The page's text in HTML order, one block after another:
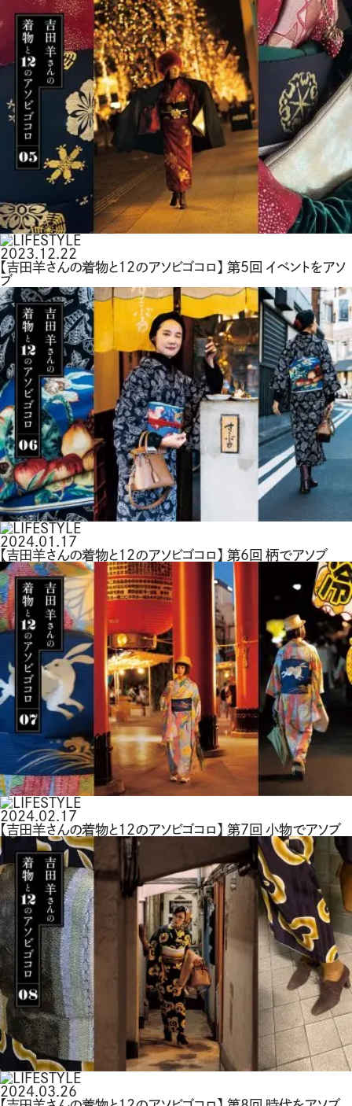
2023.12.22
【吉田羊さんの着物と12のアソビゴコロ】 第5回 イベントをアソ
ブ
2024.01.17
【吉田羊さんの着物と12のアソビゴコロ】 第6回 柄でアソブ
2024.02.17
【吉田羊さんの着物と12のアソビゴコロ】 第7回 小物でアソブ
2024.03.26